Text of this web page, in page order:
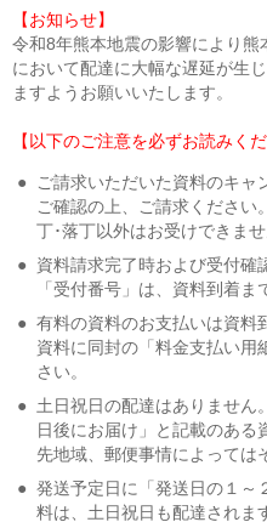
【お知らせ】
令和8年熊本地震の影響により
において配達に大幅な遅延が生
ますようお願いいたします。
【以下のご注意を必ずお読みくだ
●
ご請求いただいた資料のキャ
ご確認の上、ご請求ください
丁･落丁以外はお受けできま
● 資料請求完了時および受付確
「受付番号」は、資料到着ま
● 有料の資料のお支払いは資料
資料に同封の「料金支払い用
さい。
● 土日祝日の配達はありません
日後にお届け」と記載のある
先地域、郵便事情によっては
● 発送予定日に「発送日の１～
料は、土日祝日も配達されま